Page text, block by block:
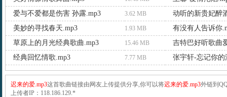
爱与不爱都是伤害 孙露.mp3
3.62 MB
动听的新贵妃醉
美妙的寻找春天.mp3
1.93 MB
有没有人告诉你
草原上的月光经典歌曲.mp3
15.46 MB
吉特巴好听歌曲
经典回忆情歌.mp3
7.77 MB 张宇轩-忘记你的
迟来的爱.mp3这首歌曲链接由网友上传提供分享,你可以将迟来的爱.mp3外链到
上传者IP：118.186.129.*